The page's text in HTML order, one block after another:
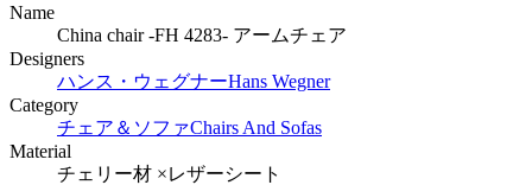
Name
China chair -FH 4283- アームチェア
Designers
ハンス・ウェグナーHans Wegner
Category
チェア＆ソファChairs And Sofas
Material
チェリー材 ×レザーシート